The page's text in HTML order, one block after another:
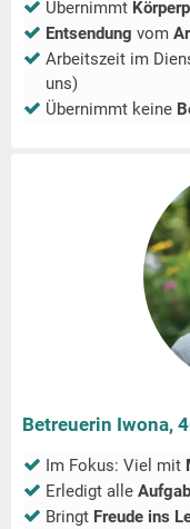
Übernimmt
Entsendung vom
Arbeitszeit im
uns)
Übernimmt keine
Betreuerin Iwona,
Im Fokus: Viel mit
Erledigt alle
Bringt Freude ins